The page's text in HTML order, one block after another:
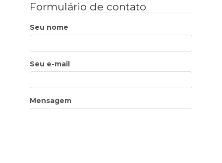
Formulário de contato
Seu nome
Seu e-mail
Mensagem